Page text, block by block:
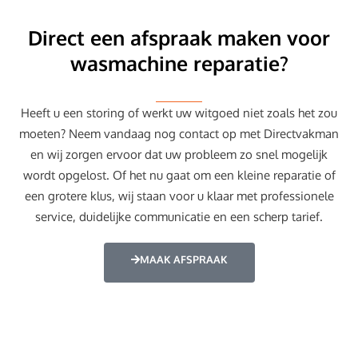
Direct een afspraak maken voor
wasmachine reparatie?
Heeft u een storing of werkt uw witgoed niet zoals het zou
moeten? Neem vandaag nog contact op met Directvakman
en wij zorgen ervoor dat uw probleem zo snel mogelijk
wordt opgelost. Of het nu gaat om een kleine reparatie of
een grotere klus, wij staan voor u klaar met professionele
service, duidelijke communicatie en een scherp tarief.
MAAK AFSPRAAK